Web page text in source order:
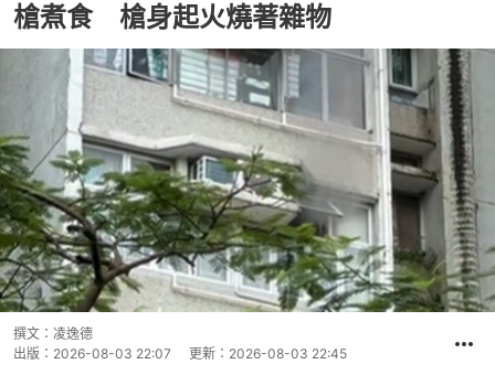
槍煮食 槍身起火燒著雜物
撰文： 凌逸德
出版： 2026-08-03 22:07 更新： 2026-08-03 22:45